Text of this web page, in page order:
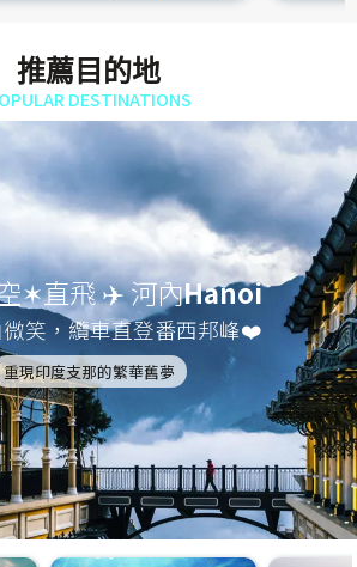
推薦目的地
DESTINATIONS
✶直飛 ✈️ 河內Hanoi
笑，纜車直登番西邦峰❤️
重現印度支那的繁華舊夢